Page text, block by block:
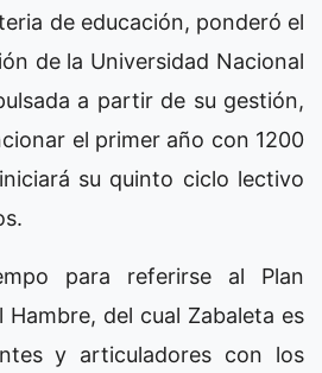
de educación, ponderó el
de la Universidad Nacional
a partir de su gestión,
el primer año con 1200
su quinto ciclo lectivo
para referirse al Plan
del cual Zabaleta es
y articuladores con los